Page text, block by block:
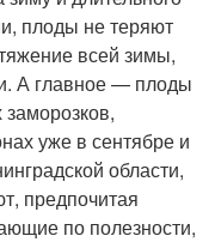
плоды не теряют
всей зимы,
А главное — плоды
уже в сентябре и
области,
предпочитая
по полезности,